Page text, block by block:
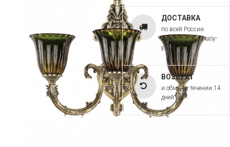
ДОСТАВКА
по всей России.
Самовывоз из шоу-
рума
ВОЗВРАТ
и обмен в течении 14
дней